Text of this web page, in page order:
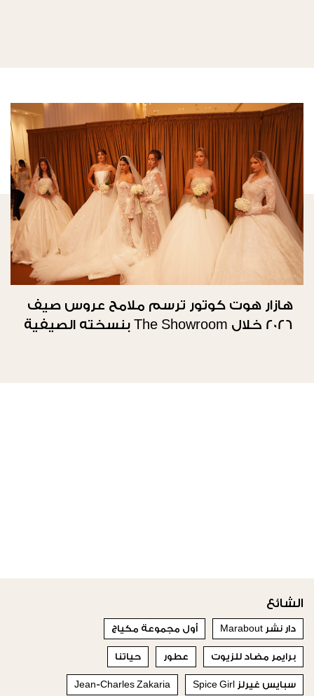
هازار هوت كوتور ترسم ملامح عروس صيف
2026 خلال The Showroom بنسخته الصيفية
الشائع
دار نشر Marabout أول مجموعة مكياج
برايمر مضاد للزيوت عطور حياتنا
سبايس غيرلز Spice Girl Jean-Charles Zakaria